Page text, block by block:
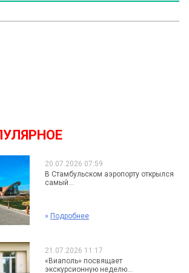
20.07.2026 07:59
В Стамбульском аэропорту открылся
самый...
» Подробнее
21.07.2026 11:17
«Виаполь» посвящает
экскурсионную неделю...